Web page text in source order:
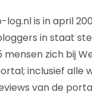
log.nl is in april
in staat
mensen zich bij
inclusief alle
van de